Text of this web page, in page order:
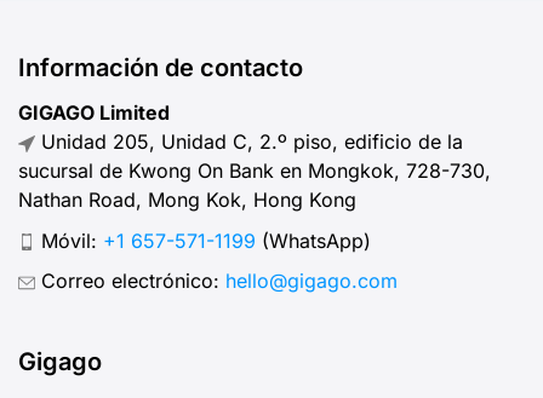
Información de contacto
GIGAGO Limited
Unidad 205, Unidad C, 2.º piso, edificio de la
sucursal de Kwong On Bank en Mongkok, 728-730,
Nathan Road, Mong Kok, Hong Kong
Móvil: +1 657-571-1199 (WhatsApp)
Correo electrónico: hello@gigago.com
Gigago